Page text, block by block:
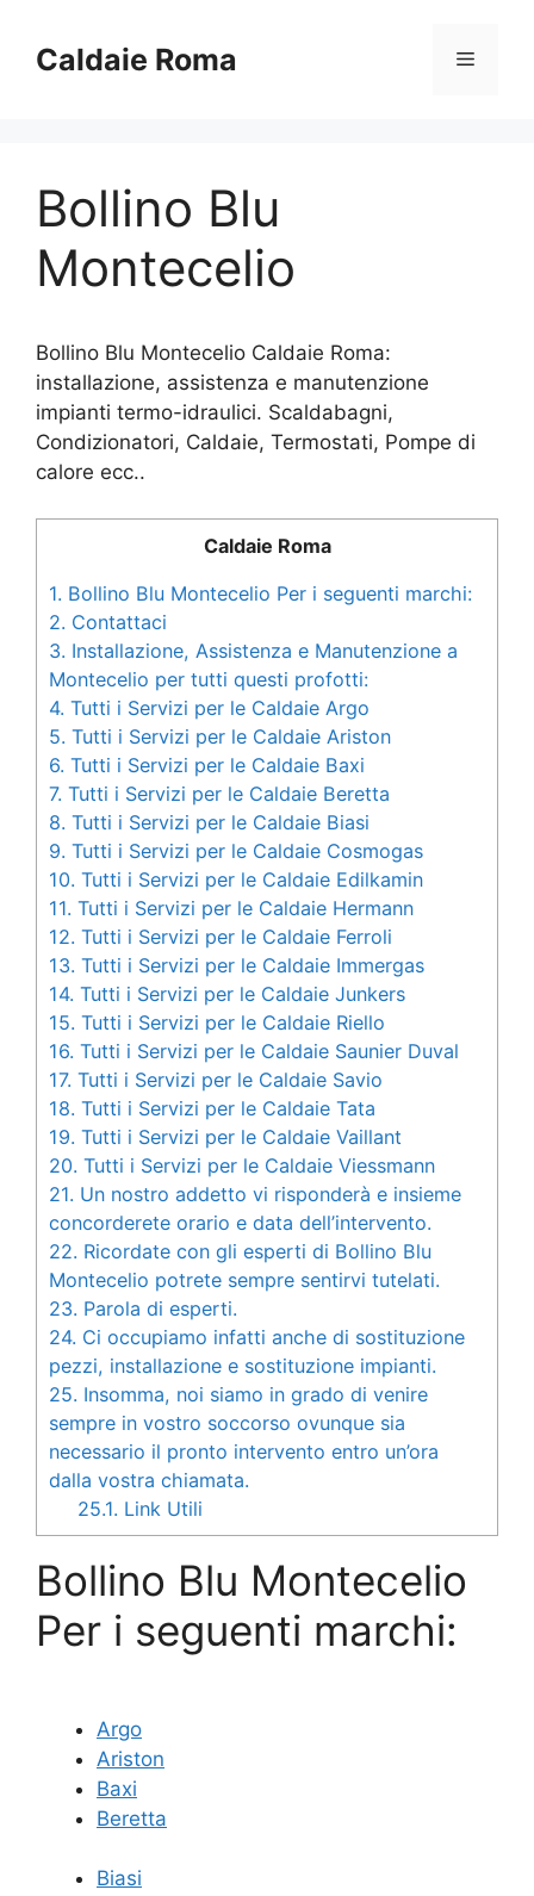
contenuto
Caldaie Roma Menu
Bollino Blu
Montecelio
Bollino Blu Montecelio Caldaie Roma:
installazione, assistenza e manutenzione
impianti termo-idraulici. Scaldabagni,
Condizionatori, Caldaie, Termostati, Pompe di
calore ecc..
Caldaie Roma
1. Bollino Blu Montecelio Per i seguenti marchi:
2. Contattaci
3. Installazione, Assistenza e Manutenzione a
Montecelio per tutti questi profotti:
4. Tutti i Servizi per le Caldaie Argo
5. Tutti i Servizi per le Caldaie Ariston
6. Tutti i Servizi per le Caldaie Baxi
7. Tutti i Servizi per le Caldaie Beretta
8. Tutti i Servizi per le Caldaie Biasi
9. Tutti i Servizi per le Caldaie Cosmogas
10. Tutti i Servizi per le Caldaie Edilkamin
11. Tutti i Servizi per le Caldaie Hermann
12. Tutti i Servizi per le Caldaie Ferroli
13. Tutti i Servizi per le Caldaie Immergas
14. Tutti i Servizi per le Caldaie Junkers
15. Tutti i Servizi per le Caldaie Riello
16. Tutti i Servizi per le Caldaie Saunier Duval
17. Tutti i Servizi per le Caldaie Savio
18. Tutti i Servizi per le Caldaie Tata
19. Tutti i Servizi per le Caldaie Vaillant
20. Tutti i Servizi per le Caldaie Viessmann
21. Un nostro addetto vi risponderà e insieme
concorderete orario e data dell’intervento.
22. Ricordate con gli esperti di Bollino Blu
Montecelio potrete sempre sentirvi tutelati.
23. Parola di esperti.
24. Ci occupiamo infatti anche di sostituzione
pezzi, installazione e sostituzione impianti.
25. Insomma, noi siamo in grado di venire
sempre in vostro soccorso ovunque sia
necessario il pronto intervento entro un’ora
dalla vostra chiamata.
25.1. Link Utili
Bollino Blu Montecelio
Per i seguenti marchi:
Argo
Ariston
Baxi
Beretta
Biasi